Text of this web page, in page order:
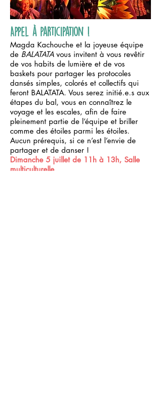
Appel à participation !
Magda Kachouche et la joyeuse équipe
de BALATATAvous invitent à vous revêtir
de vos habits de lumière et de vos
baskets pour partager les protocoles
dansés simples, colorés et collectifs qui
feront BALATATA. Vous serez initié.e.s aux
étapes du bal, vous en connaîtrez le
voyage et les escales, afin de faire
pleinement partie de l’équipe et briller
comme des étoiles parmi les étoiles.
Aucun prérequis, si ce n’est l’envie de
partager et de danser !
Dimanche 5 juillet de 11h à 13h, Salle
multiculturelle